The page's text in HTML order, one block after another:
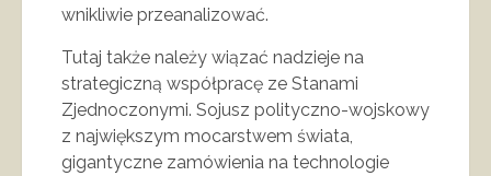
wnikliwie przeanalizować.
Tutaj także należy wiązać nadzieje na
strategiczną współpracę ze Stanami
Zjednoczonymi. Sojusz polityczno-wojskowy
z największym mocarstwem świata,
gigantyczne zamówienia na technologie